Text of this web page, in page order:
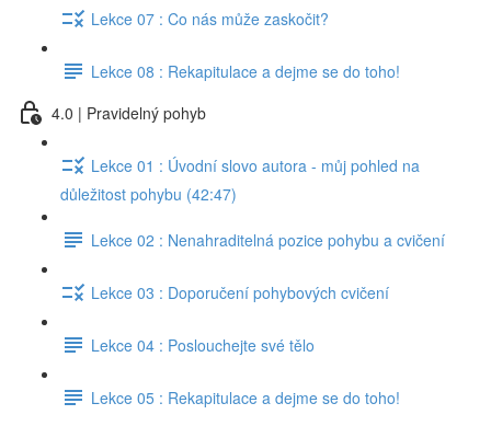
Lekce 07 : Co nás může zaskočit?
Lekce 08 : Rekapitulace a dejme se do toho!
4.0 | Pravidelný pohyb
Lekce 01 : Úvodní slovo autora - můj pohled na
důležitost pohybu (42:47)
Lekce 02 : Nenahraditelná pozice pohybu a cvičení
Lekce 03 : Doporučení pohybových cvičení
Lekce 04 : Poslouchejte své tělo
Lekce 05 : Rekapitulace a dejme se do toho!